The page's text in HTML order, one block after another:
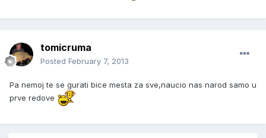
tomicruma
Posted February 7, 2013
Pa nemoj te se gurati bice mesta za sve,naucio nas narod samo u
prve redove